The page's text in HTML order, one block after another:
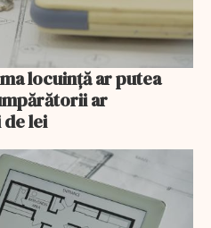
locuință ar putea
ar
lei